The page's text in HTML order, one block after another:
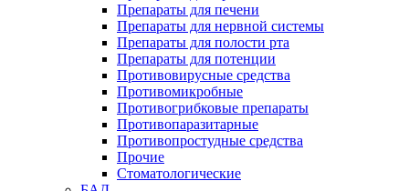
Препараты для печени
Препараты для нервной системы
Препараты для полости рта
Препараты для потенции
Противовирусные средства
Противомикробные
Противогрибковые препараты
Противопаразитарные
Противопростудные средства
Прочие
Стоматологические